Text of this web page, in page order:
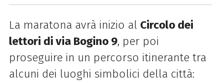
La maratona avrà inizio al Circolo dei
lettori di via Bogino 9, per poi
proseguire in un percorso itinerante tra
alcuni dei luoghi simbolici della città: